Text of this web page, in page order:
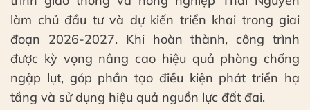
làm chủ đầu tư và dự kiến triển khai trong giai
đoạn 2026-2027. Khi hoàn thành, công trình
được kỳ vọng nâng cao hiệu quả phòng chống
ngập lụt, góp phần tạo điều kiện phát triển hạ
tầng và sử dụng hiệu quả nguồn lực đất đai.